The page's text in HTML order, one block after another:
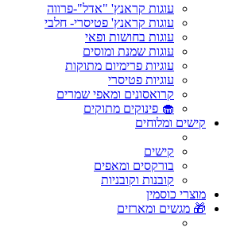
עוגות קראנץ' "אדל"-פרווה
עוגות קראנץ' פטיסרי- חלבי
עוגות בחושות ופאי
עוגות שמנת ומוסים
עוגיות פרימיום מתוקות
עוגיות פטיסרי
קרואסונים ומאפי שמרים
🧁 פינוקים מתוקים
קישים ומלוחים
קישים
בורקסים ומאפים
קובנות וקובניות
מוצרי כוסמין
🎁 מגשים ומארזים